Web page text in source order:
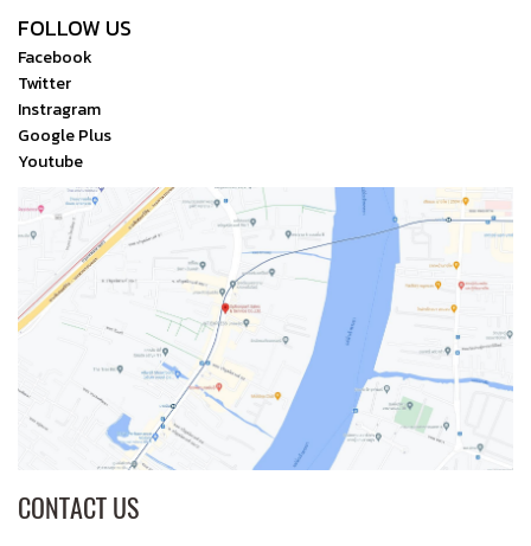
FOLLOW US
Facebook
Twitter
Instragram
Google Plus
Youtube
CONTACT US